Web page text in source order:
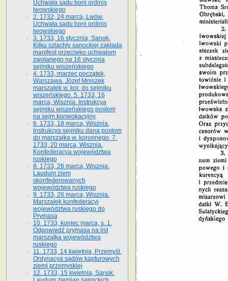
Uchwała sądu boni ordinis
lwowskiego
2. 1732, 24 marca, Lwów.
Uchwała sądu boni ordinis
lwowskiego
3. 1733, 16 stycznia, Sanok.
Kilku szlachty sanockiej zakłada
manifest przeciwko uchwałom
zwołanego na 16 stycz­nia
sejmiku wiszeńskiego
4. 1733, marzec początek,
Warszawa. Józef Mniszek
marszałek w. kor. do sejmiku
wiszeńskiego. 5. 1733, 16
marca, Wisznia. Instrukcya
sejmiku wiszeńskiego posłom
na sejm konwokacyjny
6. 1733, 18 marca, Wisznia.
Instrukcya sejmiku dana posłom
do marszałka w. koronnego. 7.
1733, 20 marca, Wisznia.
Konfederacya województwa
ruskiego
8. 1733, 26 marca, Wisznia.
Laudum ziem
skonfederowanych
województwa ruskiego
9. 1733, 26 marca, Wisznia.
Marszałek konfederacyi
województwa ruskiego do
Prymasa
10. 1733, koniec marca, s. 1.
Odpowiedź prymasa na list
marszałka województwa
ruskiego
11. 1733, 14 kwietnia, Przemyśl.
Ordynacya sądów kapturowych
ziemi przemyskiej
12. 1733, 15 kwietnia, Sanok.